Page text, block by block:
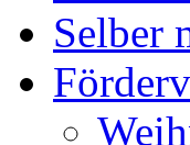
Selber